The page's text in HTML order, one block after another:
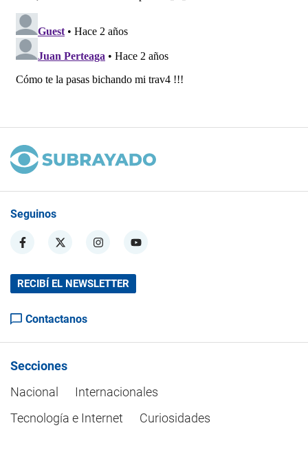
Seguinos
RECIBÍ EL NEWSLETTER
Contactanos
Secciones
Nacional
Internacionales
Tecnología e Internet
Curiosidades